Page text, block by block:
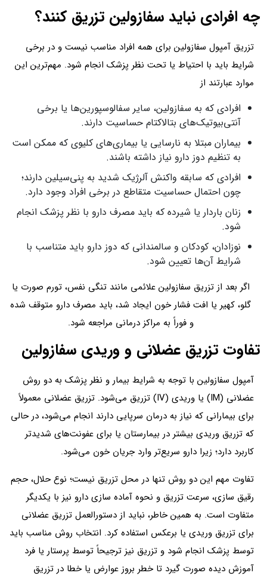
چه افرادی نباید سفازولین تزریق کنند؟
تزریق آمپول سفازولین برای همه افراد مناسب نیست و در برخی
شرایط باید با احتیاط یا تحت نظر پزشک انجام شود. مهم‌ترین این
موارد عبارتند از
افرادی که به سفازولین، سایر سفالوسپورین‌ها یا برخی
آنتی‌بیوتیک‌های بتالاکتام حساسیت دارند.
بیماران مبتلا به نارسایی یا بیماری‌های کلیوی که ممکن است
به تنظیم دوز دارو نیاز داشته باشند.
افرادی که سابقه واکنش آلرژیک شدید به پنی‌سیلین دارند؛
چون احتمال حساسیت متقاطع در برخی افراد وجود دارد.
زنان باردار یا شیرده که باید مصرف دارو با نظر پزشک انجام
شود.
نوزادان، کودکان و سالمندانی که دوز دارو باید متناسب با
شرایط آن‌ها تعیین شود.
اگر بعد از تزریق سفازولین علائمی مانند تنگی نفس، تورم صورت یا
گلو، کهیر یا افت فشار خون ایجاد شد، باید مصرف دارو متوقف شده
و فوراً به مراکز درمانی مراجعه شود.
تفاوت تزریق عضلانی و وریدی سفازولین
آمپول سفازولین با توجه به شرایط بیمار و نظر پزشک به دو روش
عضلانی (IM) یا وریدی (IV) تزریق می‌شود. تزریق عضلانی معمولاً
برای بیمارانی که نیاز به درمان سرپایی دارند انجام می‌شود، در حالی
که تزریق وریدی بیشتر در بیمارستان یا برای عفونت‌های شدیدتر
کاربرد دارد؛ زیرا دارو سریع‌تر وارد جریان خون می‌شود.
تفاوت مهم این دو روش تنها در محل تزریق نیست؛ نوع حلال، حجم
رقیق‌ سازی، سرعت تزریق و نحوه آماده‌ سازی دارو نیز با یکدیگر
متفاوت است. به همین خاطر، نباید از دستورالعمل تزریق عضلانی
برای تزریق وریدی یا برعکس استفاده کرد. انتخاب روش مناسب باید
توسط پزشک انجام شود و تزریق نیز ترجیحاً توسط پرستار یا فرد
آموزش‌ دیده صورت گیرد تا خطر بروز عوارض یا خطا در تزریق